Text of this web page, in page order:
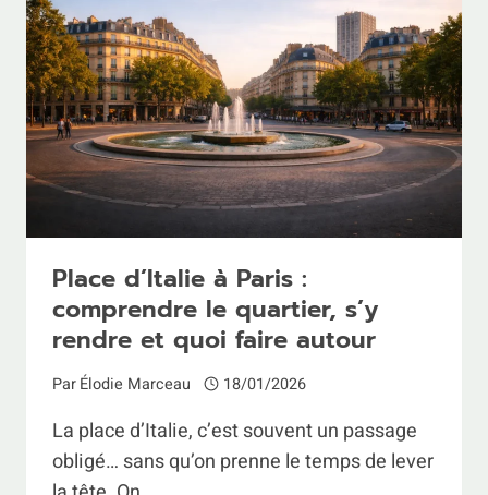
OU
LES
DÉPENSER
Place d’Italie à Paris :
comprendre le quartier, s’y
rendre et quoi faire autour
ParÉlodie Marceau 18/01/2026
La place d’Italie, c’est souvent un passage
obligé… sans qu’on prenne le temps de lever